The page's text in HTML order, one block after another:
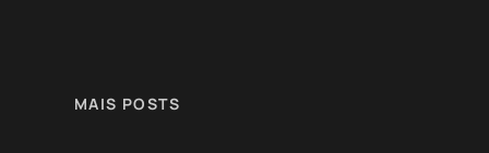
MAIS POSTS